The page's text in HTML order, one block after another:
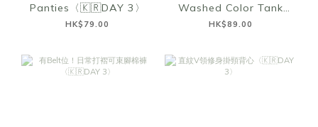
Panties〈🇰🇷DAY 3〉
HK$79.00
Washed Color Tank
Top〈🇰🇷DAY 3〉
HK$89.00